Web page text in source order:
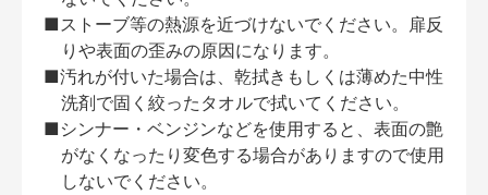
■ストーブ等の熱源を近づけないでください。扉反
りや表面の歪みの原因になります。
■汚れが付いた場合は、乾拭きもしくは薄めた中性
洗剤で固く絞ったタオルで拭いてください。
■シンナー・ベンジンなどを使用すると、表面の艶
がなくなったり変色する場合がありますので使用
しないでください。